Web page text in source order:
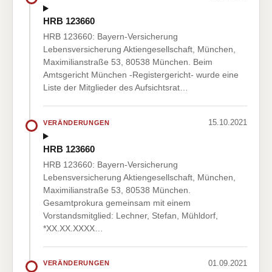
HRB 123660
HRB 123660: Bayern-Versicherung
Lebensversicherung Aktiengesellschaft, München,
Maximilianstraße 53, 80538 München. Beim
Amtsgericht München -Registergericht- wurde eine
Liste der Mitglieder des Aufsichtsrat…
VERÄNDERUNGEN 15.10.2021
HRB 123660
HRB 123660: Bayern-Versicherung
Lebensversicherung Aktiengesellschaft, München,
Maximilianstraße 53, 80538 München.
Gesamtprokura gemeinsam mit einem
Vorstandsmitglied: Lechner, Stefan, Mühldorf,
*XX.XX.XXXX…
VERÄNDERUNGEN 01.09.2021